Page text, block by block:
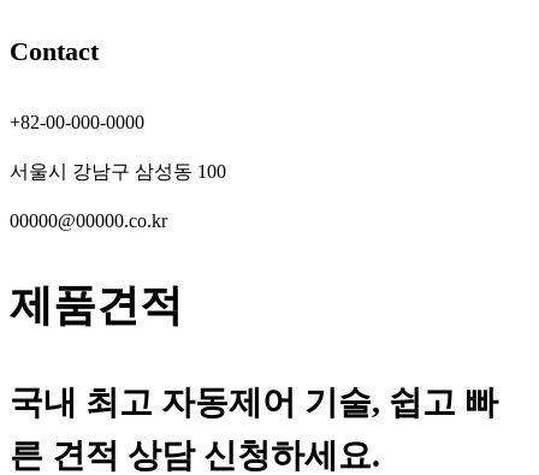
Contact
+82-00-000-0000
서울시 강남구 삼성동 100
00000@00000.co.kr
제품견적
국내 최고 자동제어 기술, 쉽고 빠
른 견적 상담 신청하세요.